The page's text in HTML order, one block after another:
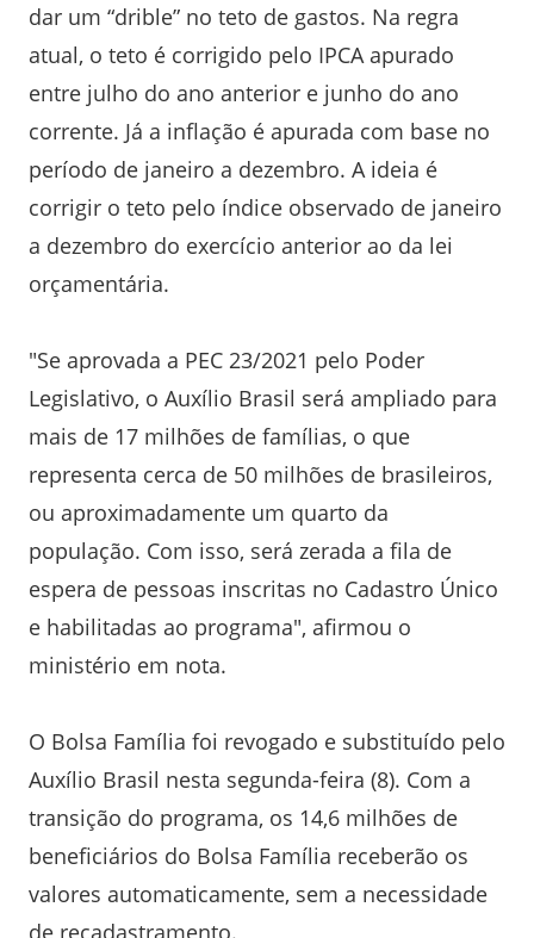
dar um “drible” no teto de gastos. Na regra
atual, o teto é corrigido pelo IPCA apurado
entre julho do ano anterior e junho do ano
corrente. Já a inflação é apurada com base no
período de janeiro a dezembro. A ideia é
corrigir o teto pelo índice observado de janeiro
a dezembro do exercício anterior ao da lei
orçamentária.
"Se aprovada a PEC 23/2021 pelo Poder
Legislativo, o Auxílio Brasil será ampliado para
mais de 17 milhões de famílias, o que
representa cerca de 50 milhões de brasileiros,
ou aproximadamente um quarto da
população. Com isso, será zerada a fila de
espera de pessoas inscritas no Cadastro Único
e habilitadas ao programa", afirmou o
ministério em nota.
O Bolsa Família foi revogado e substituído pelo
Auxílio Brasil nesta segunda-feira (8). Com a
transição do programa, os 14,6 milhões de
beneficiários do Bolsa Família receberão os
valores automaticamente, sem a necessidade
de recadastramento.